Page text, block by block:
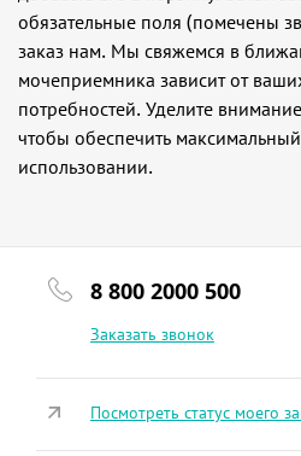
обязательные поля (помечены
заказ нам. Мы свяжемся в
мочеприемника зависит от
потребностей. Уделите
чтобы обеспечить
использовании.
8 800 2000 500
Заказать звонок
Посмотреть статус моего